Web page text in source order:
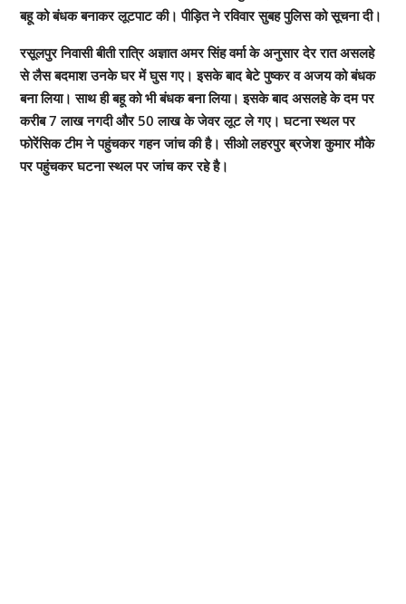
बहू को बंधक बनाकर लूटपाट की। पीड़ित ने रविवार सुबह पुलिस को सूचना दी।
रसूलपुर निवासी बीती रात्रि अज्ञात अमर सिंह वर्मा के अनुसार देर रात असलहे
से लैस बदमाश उनके घर में घुस गए। इसके बाद बेटे पुष्कर व अजय को बंधक
बना लिया। साथ ही बहू को भी बंधक बना लिया। इसके बाद असलहे के दम पर
करीब 7 लाख नगदी और 50 लाख के जेवर लूट ले गए। घटना स्थल पर
फोरेंसिक टीम ने पहुंचकर गहन जांच की है। सीओ लहरपुर ब्रजेश कुमार मौके
पर पहुंचकर घटना स्थल पर जांच कर रहे है।